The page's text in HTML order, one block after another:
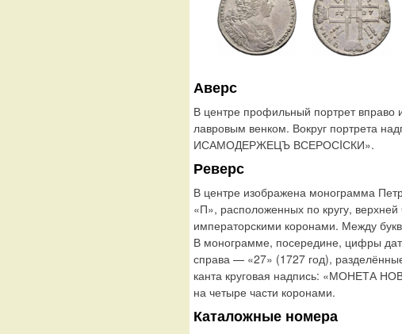
Аверс
В центре профильный портрет вправо
лавровым венком. Вокруг портрета
ИСАМОДЕРЖЕЦЪ ВСЕРОСIСКИ».
Реверс
В центре изображена монограмма
«П», расположенных по кругу,
императорскими коронами. Между
В монограмме, посередине, цифры
справа — «27» (1727 год),
канта круговая надпись: «МОНЕТА
на четыре части коронами.
Каталожные номера